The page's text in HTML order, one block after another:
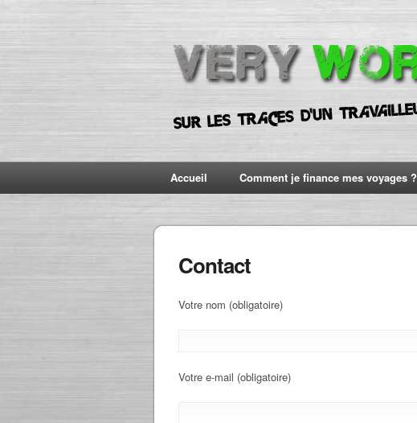
Accueil Comment je finance mes voyages ?
Contact
Votre nom (obligatoire)
Votre e-mail (obligatoire)